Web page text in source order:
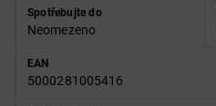
Spotřebujte do
Neomezeno
EAN
5000281005416